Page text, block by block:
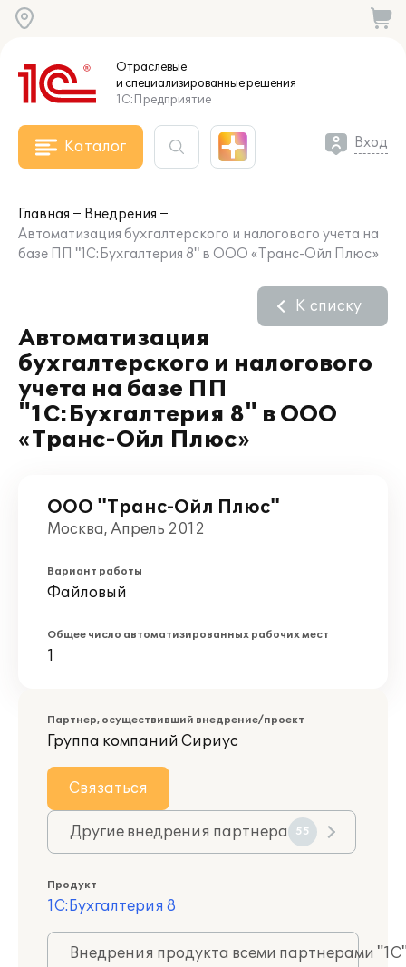
Отраслевые
и специализированныерешения
1С:Предприятие
Каталог Вход
Главная
Внедрения
Автоматизация бухгалтерского и налогового учета на
базе ПП "1С:Бухгалтерия 8" в ООО «Транс-Ойл Плюс»
Автоматизация
бухгалтерского и налогового
учета на базе ПП
"1С:Бухгалтерия 8" в ООО
«Транс-Ойл Плюс»
К списку
ООО "Транс-Ойл Плюс"
Москва, Апрель 2012
Вариант работы
Файловый
Общее число автоматизированных рабочих мест
1
Партнер, осуществивший внедрение/проект
Группа компаний Сириус
Связаться
Другие внедрения партнера 55
Продукт
1С:Бухгалтерия 8
Внедрения продукта всеми партнерами